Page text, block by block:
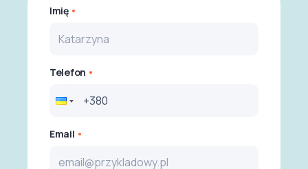
Imię
Telefon
Email